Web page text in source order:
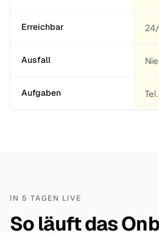
Erreichbar
Ausfall Nie
Aufgaben
IN 5 TAGEN LIVE
So läuft das